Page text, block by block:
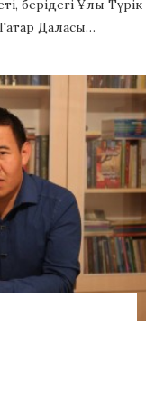
берідегі Ұлы Түрік
Даласы…